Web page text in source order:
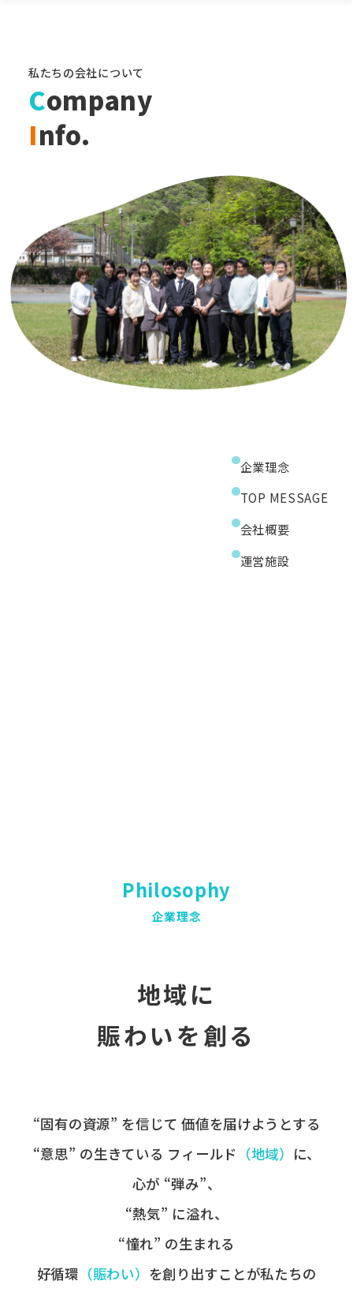
私たちの会社について
Company
Info.
企業理念
TOP MESSAGE
会社概要
運営施設
Philosophy
企業理念
地域に
賑わいを創る
“固有の​資源” を​信じて 価値を​届けようとする​
“意思” の​生きている フィールド ​（地域） に、
心が​ “弾み”、
“熱気” に​溢れ、
“憧れ” の​生まれる
好循環 ​（賑わい） を​創り出すことが​私たちの​